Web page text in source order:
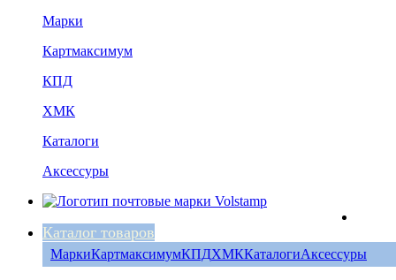
Марки
Картмаксимум
КПД
ХМК
Каталоги
Аксессуры
Каталог товаров
МаркиКартмаксимумКПДХМККаталогиАксессуры